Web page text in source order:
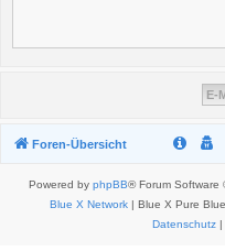
Foren-Übersicht
Powered by phpBB® Forum Software
Blue X Network| Blue X Pure
Datenschutz|